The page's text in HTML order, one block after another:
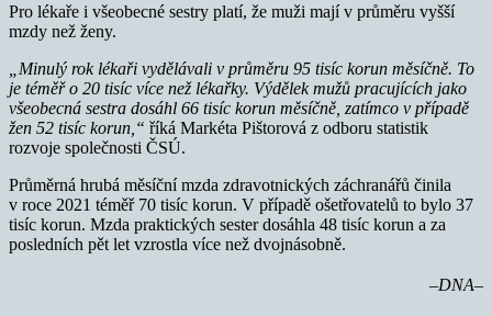
Pro lékaře i všeobecné sestry platí, že muži mají v průměru vyšší
mzdy než ženy.
„Minulý rok lékaři vydělávali v průměru 95 tisíc korun měsíčně. To
je téměř o 20 tisíc více než lékařky. Výdělek mužů pracujících jako
všeobecná sestra dosáhl 66 tisíc korun měsíčně, zatímco v případě
žen 52 tisíc korun,“ říká Markéta Pištorová z odboru statistik
rozvoje společnosti ČSÚ.
Průměrná hrubá měsíční mzda zdravotnických záchranářů činila
v roce 2021 téměř 70 tisíc korun. V případě ošetřovatelů to bylo 37
tisíc korun. Mzda praktických sester dosáhla 48 tisíc korun a za
posledních pět let vzrostla více než dvojnásobně.
–DNA–